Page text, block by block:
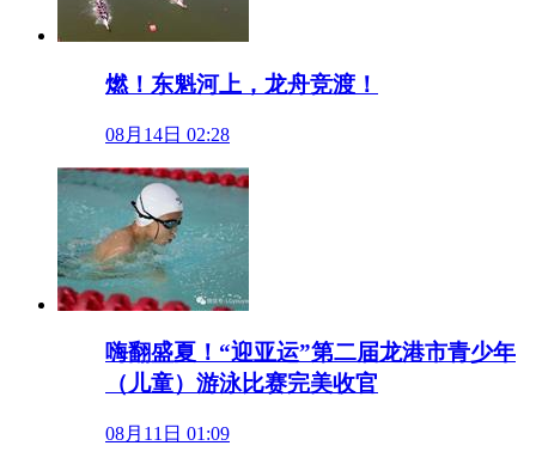
燃！东魁河上，龙舟竞渡！
08月14日 02:28
嗨翻盛夏！“迎亚运”第二届龙港市青少年
（儿童）游泳比赛完美收官
08月11日 01:09